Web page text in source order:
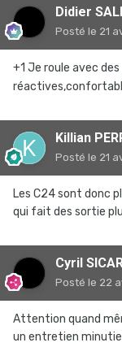
Didier
Posté le 21
+1 Je roule avec
Killian
Posté le 21
Les C24 sont donc
qui fait des sortie
Cyril
Posté le 22
Attention quand
un entretien